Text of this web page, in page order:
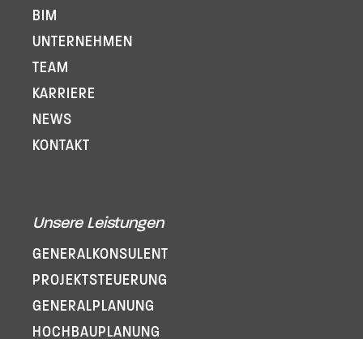
BIM
UNTERNEHMEN
TEAM
KARRIERE
NEWS
KONTAKT
Unsere Leistungen
GENERAL­KONSULENT
PROJEKT­STEUERUNG
GENERAL­PLANUNG
HOCHBAUPLANUNG